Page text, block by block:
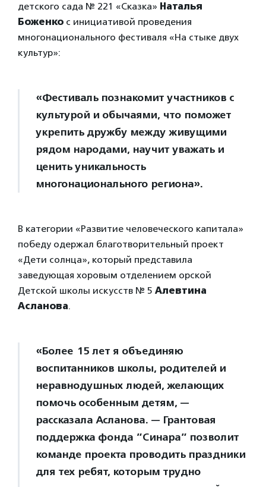
детского сада № 221 «Сказка» Наталья
Боженко с инициативой проведения
многонационального фестиваля «На стыке двух
культур»:
«Фестиваль познакомит участников с
культурой и обычаями, что поможет
укрепить дружбу между живущими
рядом народами, научит уважать и
ценить уникальность
многонационального региона».
В категории «Развитие человеческого капитала»
победу одержал благотворительный проект
«Дети солнца», который представила
заведующая хоровым отделением орской
Детской школы искусств № 5 Алевтина
Асланова.
«Более 15 лет я объединяю
воспитанников школы, родителей и
неравнодушных людей, желающих
помочь особенным детям, —
рассказала Асланова. — Грантовая
поддержка фонда ”Синара” позволит
команде проекта проводить праздники
для тех ребят, которым трудно